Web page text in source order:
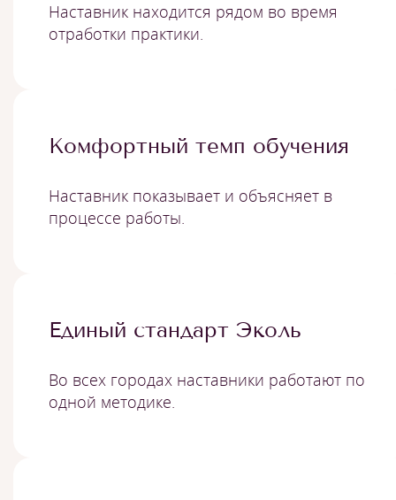
Наставник находится рядом во время
отработки практики.
Комфортный темп обучения
Наставник показывает и объясняет в
процессе работы.
Единый стандарт Эколь
Во всех городах наставники работают по
одной методике.